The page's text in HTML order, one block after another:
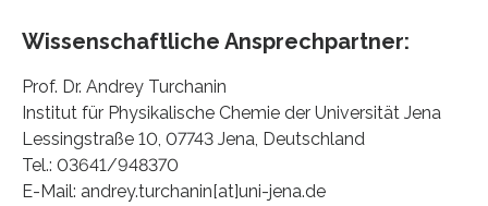
Wissenschaftliche Ansprechpartner:
Prof. Dr. Andrey Turchanin
Institut für Physikalische Chemie der Universität Jena
Lessingstraße 10, 07743 Jena, Deutschland
Tel.: 03641/948370
E-Mail: andrey.turchanin[at]uni-jena.de